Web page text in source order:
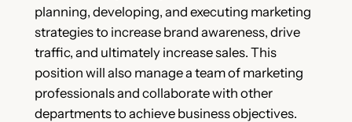
planning, developing, and executing marketing
strategies to increase brand awareness, drive
traffic, and ultimately increase sales. This
position will also manage a team of marketing
professionals and collaborate with other
departments to achieve business objectives.